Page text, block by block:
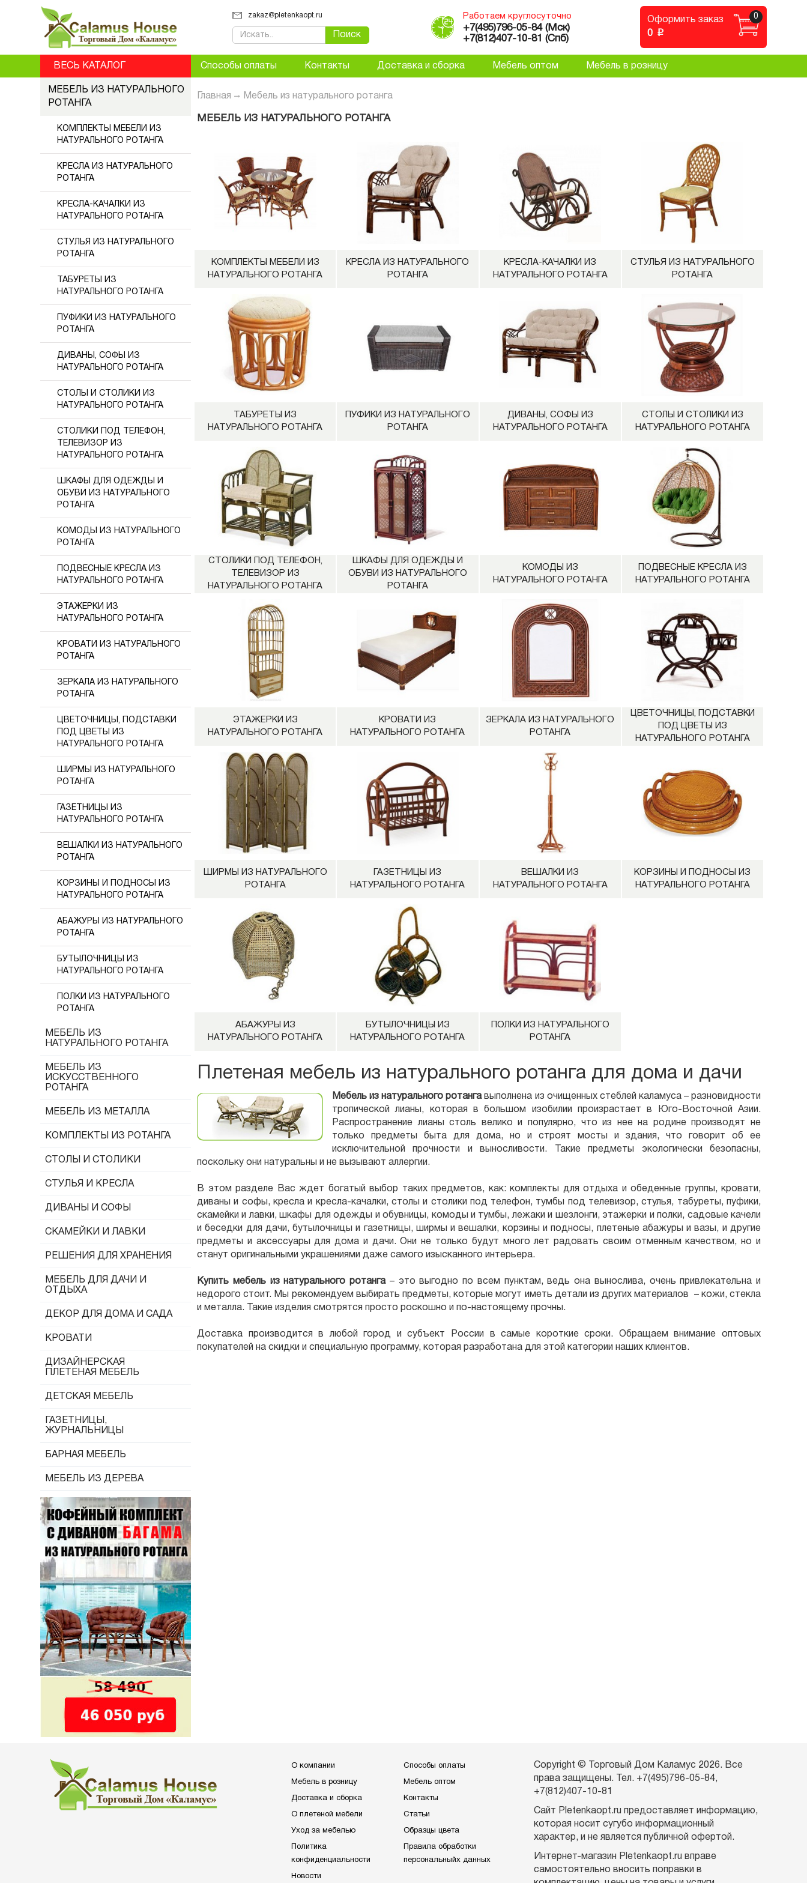
zakaz@pletenkaopt.ru
Поиск
Работаем круглосуточно
+7(495)796-05-84 (Мск)
+7(812)407-10-81 (Спб)
Оформить заказ
0 p
0
ВЕСЬ КАТАЛОГ Способы оплаты Контакты Доставка и сборка Мебель оптом Мебель в розницу
МЕБЕЛЬ ИЗ НАТУРАЛЬНОГО
РОТАНГА
КОМПЛЕКТЫ МЕБЕЛИ ИЗ
НАТУРАЛЬНОГО РОТАНГА
КРЕСЛА ИЗ НАТУРАЛЬНОГО
РОТАНГА
КРЕСЛА-КАЧАЛКИ ИЗ
НАТУРАЛЬНОГО РОТАНГА
СТУЛЬЯ ИЗ НАТУРАЛЬНОГО
РОТАНГА
ТАБУРЕТЫ ИЗ
НАТУРАЛЬНОГО РОТАНГА
ПУФИКИ ИЗ НАТУРАЛЬНОГО
РОТАНГА
ДИВАНЫ, СОФЫ ИЗ
НАТУРАЛЬНОГО РОТАНГА
СТОЛЫ И СТОЛИКИ ИЗ
НАТУРАЛЬНОГО РОТАНГА
СТОЛИКИ ПОД ТЕЛЕФОН,
ТЕЛЕВИЗОР ИЗ
НАТУРАЛЬНОГО РОТАНГА
ШКАФЫ ДЛЯ ОДЕЖДЫ И
ОБУВИ ИЗ НАТУРАЛЬНОГО
РОТАНГА
КОМОДЫ ИЗ НАТУРАЛЬНОГО
РОТАНГА
ПОДВЕСНЫЕ КРЕСЛА ИЗ
НАТУРАЛЬНОГО РОТАНГА
ЭТАЖЕРКИ ИЗ
НАТУРАЛЬНОГО РОТАНГА
КРОВАТИ ИЗ НАТУРАЛЬНОГО
РОТАНГА
ЗЕРКАЛА ИЗ НАТУРАЛЬНОГО
РОТАНГА
ЦВЕТОЧНИЦЫ, ПОДСТАВКИ
ПОД ЦВЕТЫ ИЗ
НАТУРАЛЬНОГО РОТАНГА
ШИРМЫ ИЗ НАТУРАЛЬНОГО
РОТАНГА
ГАЗЕТНИЦЫ ИЗ
НАТУРАЛЬНОГО РОТАНГА
ВЕШАЛКИ ИЗ НАТУРАЛЬНОГО
РОТАНГА
КОРЗИНЫ И ПОДНОСЫ ИЗ
НАТУРАЛЬНОГО РОТАНГА
АБАЖУРЫ ИЗ НАТУРАЛЬНОГО
РОТАНГА
БУТЫЛОЧНИЦЫ ИЗ
НАТУРАЛЬНОГО РОТАНГА
ПОЛКИ ИЗ НАТУРАЛЬНОГО
РОТАНГА
МЕБЕЛЬ ИЗ
НАТУРАЛЬНОГО РОТАНГА
МЕБЕЛЬ ИЗ
ИСКУССТВЕННОГО
РОТАНГА
МЕБЕЛЬ ИЗ МЕТАЛЛА
КОМПЛЕКТЫ ИЗ РОТАНГА
СТОЛЫ И СТОЛИКИ
СТУЛЬЯ И КРЕСЛА
ДИВАНЫ И СОФЫ
СКАМЕЙКИ И ЛАВКИ
РЕШЕНИЯ ДЛЯ ХРАНЕНИЯ
МЕБЕЛЬ ДЛЯ ДАЧИ И
ОТДЫХА
ДЕКОР ДЛЯ ДОМА И САДА
КРОВАТИ
ДИЗАЙНЕРСКАЯ
ПЛЕТЕНАЯ МЕБЕЛЬ
ДЕТСКАЯ МЕБЕЛЬ
ГАЗЕТНИЦЫ,
ЖУРНАЛЬНИЦЫ
БАРНАЯ МЕБЕЛЬ
МЕБЕЛЬ ИЗ ДЕРЕВА
Главная Мебель из натурального ротанга
МЕБЕЛЬ ИЗ НАТУРАЛЬНОГО РОТАНГА
КОМПЛЕКТЫ МЕБЕЛИ ИЗ
НАТУРАЛЬНОГО РОТАНГА
КРЕСЛА ИЗ НАТУРАЛЬНОГО
РОТАНГА
КРЕСЛА-КАЧАЛКИ ИЗ
НАТУРАЛЬНОГО РОТАНГА
СТУЛЬЯ ИЗ НАТУРАЛЬНОГО
РОТАНГА
ТАБУРЕТЫ ИЗ
НАТУРАЛЬНОГО РОТАНГА
ПУФИКИ ИЗ НАТУРАЛЬНОГО
РОТАНГА
ДИВАНЫ, СОФЫ ИЗ
НАТУРАЛЬНОГО РОТАНГА
СТОЛЫ И СТОЛИКИ ИЗ
НАТУРАЛЬНОГО РОТАНГА
СТОЛИКИ ПОД ТЕЛЕФОН,
ТЕЛЕВИЗОР ИЗ
НАТУРАЛЬНОГО РОТАНГА
ШКАФЫ ДЛЯ ОДЕЖДЫ И
ОБУВИ ИЗ НАТУРАЛЬНОГО
РОТАНГА
КОМОДЫ ИЗ
НАТУРАЛЬНОГО РОТАНГА
ПОДВЕСНЫЕ КРЕСЛА ИЗ
НАТУРАЛЬНОГО РОТАНГА
ЭТАЖЕРКИ ИЗ
НАТУРАЛЬНОГО РОТАНГА
КРОВАТИ ИЗ
НАТУРАЛЬНОГО РОТАНГА
ЗЕРКАЛА ИЗ НАТУРАЛЬНОГО
РОТАНГА
ЦВЕТОЧНИЦЫ, ПОДСТАВКИ
ПОД ЦВЕТЫ ИЗ
НАТУРАЛЬНОГО РОТАНГА
ШИРМЫ ИЗ НАТУРАЛЬНОГО
РОТАНГА
ГАЗЕТНИЦЫ ИЗ
НАТУРАЛЬНОГО РОТАНГА
ВЕШАЛКИ ИЗ
НАТУРАЛЬНОГО РОТАНГА
КОРЗИНЫ И ПОДНОСЫ ИЗ
НАТУРАЛЬНОГО РОТАНГА
АБАЖУРЫ ИЗ
НАТУРАЛЬНОГО РОТАНГА
БУТЫЛОЧНИЦЫ ИЗ
НАТУРАЛЬНОГО РОТАНГА
ПОЛКИ ИЗ НАТУРАЛЬНОГО
РОТАНГА
Плетеная мебель из натурального ротанга для дома и дачи
Мебель из натурального ротангавыполнена из очищенных стеблей каламуса – разновидности
тропической лианы, которая в большом изобилии произрастает в Юго-Восточной Азии.
Распространение лианы столь велико и популярно, что из нее на родине производят не
только предметы быта для дома, но и строят мосты и здания, что говорит об ее
исключительной прочности и выносливости. Такие предметы экологически безопасны,
поскольку они натуральны и не вызывают аллергии.
В этом разделе Вас ждет богатый выбор таких предметов, как: комплекты для отдыха и обеденные группы, кровати,
диваны и софы, кресла и кресла-качалки, столы и столики под телефон, тумбы под телевизор, стулья, табуреты, пуфики,
скамейки и лавки, шкафы для одежды и обувницы, комоды и тумбы, лежаки и шезлонги, этажерки и полки, садовые качели
и беседки для дачи, бутылочницы и газетницы, ширмы и вешалки, корзины и подносы, плетеные абажуры и вазы, и другие
предметы и аксессуары для дома и дачи. Они не только будут много лет радовать своим отменным качеством, но и
станут оригинальными украшениями даже самого изысканного интерьера.
Купить мебель из натурального ротанга– это выгодно по всем пунктам, ведь она вынослива, очень привлекательна и
недорого стоит. Мы рекомендуем выбирать предметы, которые могут иметь детали из других материалов – кожи, стекла
и металла. Такие изделия смотрятся просто роскошно и по-настоящему прочны.
Доставка производится в любой город и субъект России в самые короткие сроки. Обращаем внимание оптовых
покупателей на скидки и специальную программу, которая разработана для этой категории наших клиентов.
О компании Способы оплаты
Мебель в розницу Мебель оптом
Доставка и сборка Контакты
О плетеной мебели Статьи
Уход за мебелью Образцы цвета
Политика
конфиденциальности
Правила обработки
персональныйх данных
Новости
Copyright © Торговый Дом Каламус 2026. Все
права защищены. Тел. +7(495)796-05-84,
+7(812)407-10-81
Сайт Pletenkaopt.ru предоставляет информацию,
которая носит сугубо информационный
характер, и не является публичной офертой.
Интернет-магазин Pletenkaopt.ru вправе
самостоятельно вносить поправки в